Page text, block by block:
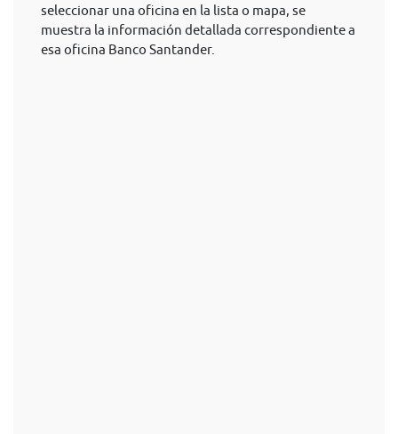
seleccionar una oficina en la lista o mapa, se
muestra la información detallada correspondiente a
esa oficina Banco Santander.